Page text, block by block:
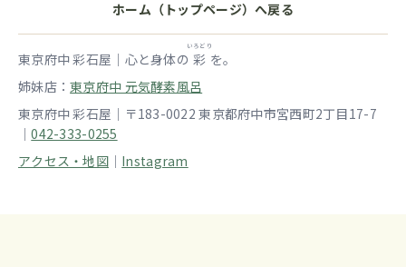
ホーム（トップページ）へ戻る
東京府中 彩石屋｜心と身体の 彩
いろどり
を。
姉妹店：東京府中 元気酵素風呂
東京府中 彩石屋｜〒183-0022 東京都府中市宮西町2丁目17-7
｜042-333-0255
アクセス・地図｜ Instagram